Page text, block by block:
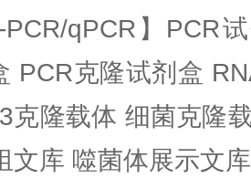
PCR/qPCR】PCR
PCR克隆试剂盒
克隆载体 细菌克隆
文库 噬菌体展示文库